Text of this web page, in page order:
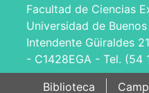
Facultad de Ciencias
Universidad de
Intendente Güiraldes
- C1428EGA - Tel. (54
Biblioteca